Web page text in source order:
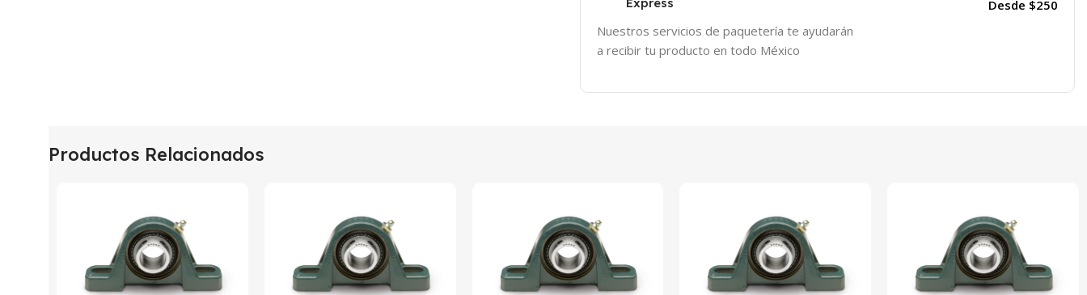
Express
Nuestros servicios de paquetería te ayudarán
a recibir tu producto en todo México
Desde $250
Productos Relacionados